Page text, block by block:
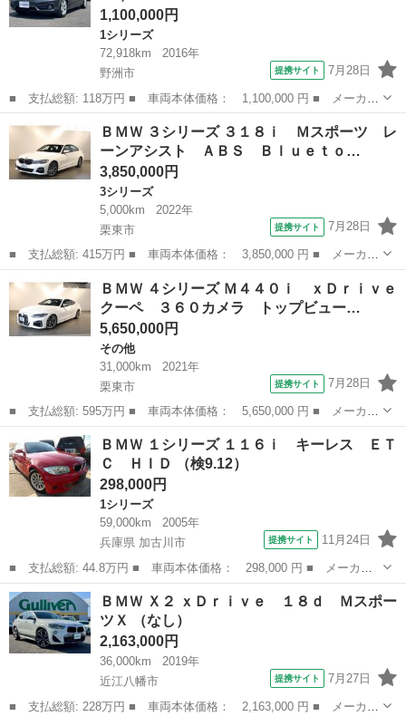
1,100,000円
1シリーズ
72,918km
2016年
野洲市
提携サイト 7月28日
■ 支払総額: 118万円 ■ 車両本体価格： 1,100,000 円 ■ メーカー
名： ＢＭＷ ■ 車種名： １シリーズ ■ グレード名： １１８
ｄ スポーツ ■ 排気量： 2000cc ■ ドア枚数： 5D ■ ミッシ...
滋賀
ＢＭＷ ３シリーズ ３１８ｉ Ｍスポーツ レ
ーンアシスト ＡＢＳ Ｂｌｕｅｔｏ…
3,850,000円
3シリーズ
5,000km
2022年
栗東市
提携サイト 7月28日
■ 支払総額: 415万円 ■ 車両本体価格： 3,850,000 円 ■ メーカー
名： ＢＭＷ ■ 車種名： ３シリーズ ■ グレード名： ３１８
ｉ Ｍスポーツ レーンアシスト ＡＢＳ Ｂｌｕｅｔｏｏｔｈ ア
クティブクル...
滋賀 栗東市
ＢＭＷ ４シリーズ Ｍ４４０ｉ ｘＤｒｉｖｅ
クーペ ３６０カメラ トップビュー…
5,650,000円
その他
31,000km
2021年
栗東市
提携サイト 7月28日
■ 支払総額: 595万円 ■ 車両本体価格： 5,650,000 円 ■ メーカー
名： ＢＭＷ ■ 車種名： ４シリーズ ■ グレード名： Ｍ４４０
ｉ ｘＤｒｉｖｅクーペ ３６０カメラ トップビューカメラ ＥＴ
Ｃ シート...
栗東市 その他
ＢＭＷ １シリーズ １１６ｉ キーレス ＥＴ
Ｃ ＨＩＤ （検9.12）
298,000円
1シリーズ
59,000km
2005年
兵庫県 加古川市
提携サイト 11月24日
■ 支払総額: 44.8万円 ■ 車両本体価格： 298,000 円 ■ メーカー
名： ＢＭＷ ■ 車種名： １シリーズ ■ グレード名： １１６
ｉ キーレス ＥＴＣ ＨＩＤ ■ 排気量： 1600cc ■ ドア枚
数： 5...
兵庫 加古川市
ＢＭＷ Ｘ２ ｘＤｒｉｖｅ １８ｄ Ｍスポー
ツＸ （なし）
2,163,000円
36,000km
2019年
近江八幡市
提携サイト 7月27日
■ 支払総額: 228万円 ■ 車両本体価格： 2,163,000 円 ■ メーカー